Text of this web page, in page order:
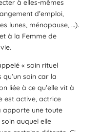
à elles-mêmes
d’emploi,
lunes, ménopause, …).
à la Femme de
« soin rituel
qu’un soin car la
liée à ce qu’elle vit à
est active, actrice
apporte une toute
auquel elle